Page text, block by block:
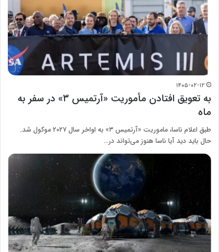
۱۴۰۵-۰۲-۱۲
به تعویق افتادن مأموریت «آرتمیس ۳» در سفر به
ماه
طبق اعلام ناسا، ماموریت «آرتمیس ۳» به اواخر سال ۲۰۲۷ موکول شد.
حال باید دید آیا ناسا هنوز می‌تواند در…